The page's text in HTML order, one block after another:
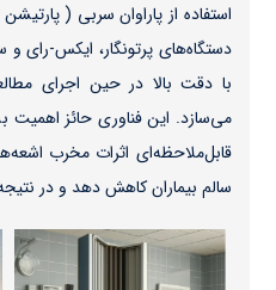
استفاده از پاراوان سربی (
دستگاه‌های پرتونگار، ایکس-رای
با دقت بالا در حین اجرای
می‌سازد. این فناوری حائز اهمیت
قابل‌ملاحظه‌ای اثرات مخرب
سالم بیماران کاهش دهد و در